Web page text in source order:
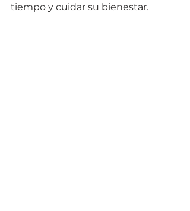
tiempo y cuidar su bienestar.